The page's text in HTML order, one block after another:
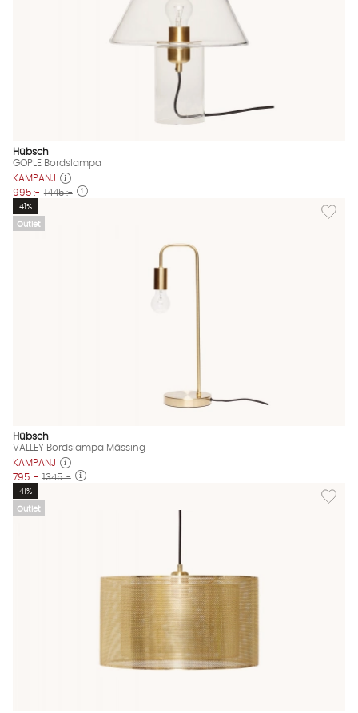
Hübsch
GOPLE Bordslampa
KAMPANJ
995 :- 1445 :-
Outlet
Lägg
41%
Hübsch
VALLEY Bordslampa Mässing
KAMPANJ
795 :- 1345 :-
Outlet
Lägg
41%